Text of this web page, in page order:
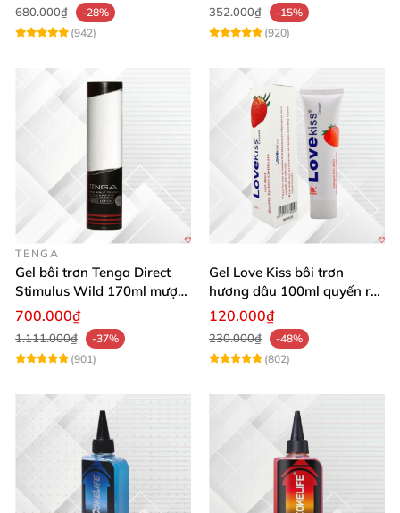
680.000₫
-28%
(942)
352.000₫
-15%
(920)
TENGA
Gel bôi trơn Tenga Direct
Stimulus Wild 170ml mượt
mà kích thích
700.000₫
1.111.000₫
-37%
(901)
Gel Love Kiss bôi trơn
hương dâu 100ml quyến rũ
thơm ngọt nâng cảm xúc
120.000₫
230.000₫
-48%
(802)